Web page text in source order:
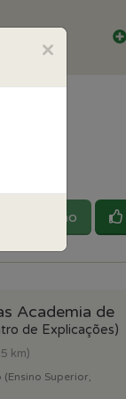
Reputação
Academia de
de Explicações)
km)
Superior,
×